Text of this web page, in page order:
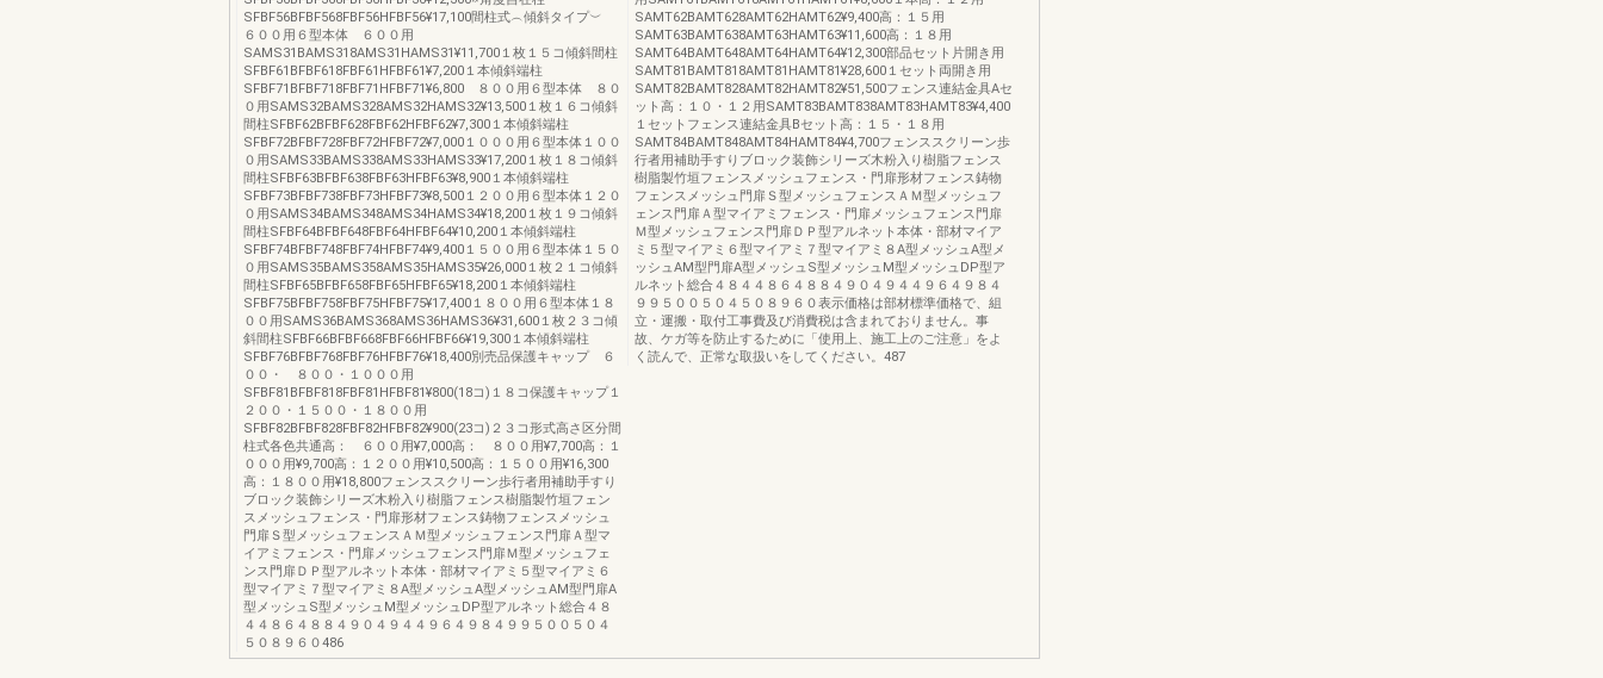
SFBF56BFBF568FBF56HFBF56¥17,100間柱式︵傾斜タイプ︶
６００用６型本体 ６００用
SAMS31BAMS318AMS31HAMS31¥11,700１枚１５コ傾斜間柱
SFBF61BFBF618FBF61HFBF61¥7,200１本傾斜端柱
SFBF71BFBF718FBF71HFBF71¥6,800 ８００用６型本体 ８０
０用SAMS32BAMS328AMS32HAMS32¥13,500１枚１６コ傾斜
間柱SFBF62BFBF628FBF62HFBF62¥7,300１本傾斜端柱
SFBF72BFBF728FBF72HFBF72¥7,000１０００用６型本体１００
０用SAMS33BAMS338AMS33HAMS33¥17,200１枚１８コ傾斜
間柱SFBF63BFBF638FBF63HFBF63¥8,900１本傾斜端柱
SFBF73BFBF738FBF73HFBF73¥8,500１２００用６型本体１２０
０用SAMS34BAMS348AMS34HAMS34¥18,200１枚１９コ傾斜
間柱SFBF64BFBF648FBF64HFBF64¥10,200１本傾斜端柱
SFBF74BFBF748FBF74HFBF74¥9,400１５００用６型本体１５０
０用SAMS35BAMS358AMS35HAMS35¥26,000１枚２１コ傾斜
間柱SFBF65BFBF658FBF65HFBF65¥18,200１本傾斜端柱
SFBF75BFBF758FBF75HFBF75¥17,400１８００用６型本体１８
００用SAMS36BAMS368AMS36HAMS36¥31,600１枚２３コ傾
斜間柱SFBF66BFBF668FBF66HFBF66¥19,300１本傾斜端柱
SFBF76BFBF768FBF76HFBF76¥18,400別売品保護キャップ ６
００・ ８００・１０００用
SFBF81BFBF818FBF81HFBF81¥800(18コ)１８コ保護キャップ１
２００・１５００・１８００用
SFBF82BFBF828FBF82HFBF82¥900(23コ)２３コ形式高さ区分間
柱式各色共通高： ６００用¥7,000高： ８００用¥7,700高：１
０００用¥9,700高：１２００用¥10,500高：１５００用¥16,300
高：１８００用¥18,800フェンススクリーン歩行者用補助手すり
ブロック装飾シリーズ木粉入り樹脂フェンス樹脂製竹垣フェン
スメッシュフェンス・門扉形材フェンス鋳物フェンスメッシュ
門扉Ｓ型メッシュフェンスＡＭ型メッシュフェンス門扉Ａ型マ
イアミフェンス・門扉メッシュフェンス門扉Ｍ型メッシュフェ
ンス門扉ＤＰ型アルネット本体・部材マイアミ５型マイアミ６
型マイアミ７型マイアミ８A型メッシュA型メッシュAM型門扉A
型メッシュS型メッシュM型メッシュDP型アルネット総合４８
４４８６４８８４９０４９４４９６４９８４９９５００５０４
５０８９６０486
SAMT62BAMT628AMT62HAMT62¥9,400高：１５用
SAMT63BAMT638AMT63HAMT63¥11,600高：１８用
SAMT64BAMT648AMT64HAMT64¥12,300部品セット片開き用
SAMT81BAMT818AMT81HAMT81¥28,600１セット両開き用
SAMT82BAMT828AMT82HAMT82¥51,500フェンス連結金具Aセ
ット高：１０・１２用SAMT83BAMT838AMT83HAMT83¥4,400
１セットフェンス連結金具Bセット高：１５・１８用
SAMT84BAMT848AMT84HAMT84¥4,700フェンススクリーン歩
行者用補助手すりブロック装飾シリーズ木粉入り樹脂フェンス
樹脂製竹垣フェンスメッシュフェンス・門扉形材フェンス鋳物
フェンスメッシュ門扉Ｓ型メッシュフェンスＡＭ型メッシュフ
ェンス門扉Ａ型マイアミフェンス・門扉メッシュフェンス門扉
Ｍ型メッシュフェンス門扉ＤＰ型アルネット本体・部材マイア
ミ５型マイアミ６型マイアミ７型マイアミ８A型メッシュA型メ
ッシュAM型門扉A型メッシュS型メッシュM型メッシュDP型ア
ルネット総合４８４４８６４８８４９０４９４４９６４９８４
９９５００５０４５０８９６０表示価格は部材標準価格で、組
立・運搬・取付工事費及び消費税は含まれておりません。事
故、ケガ等を防止するために「使用上、施工上のご注意」をよ
く読んで、正常な取扱いをしてください。487